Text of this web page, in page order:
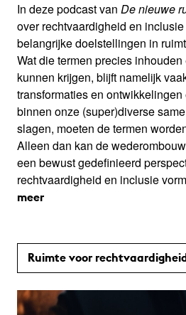
In deze podcast van De nieuwe
over rechtvaardigheid en
belangrijke doelstellingen in
Wat die termen precies
kunnen krijgen, blijft namelijk
transformaties en
binnen onze (super)diverse
slagen, moeten de termen
Alleen dan kan de
een bewust gedefinieerd
rechtvaardigheid en inclusie
meer
Ruimte voor